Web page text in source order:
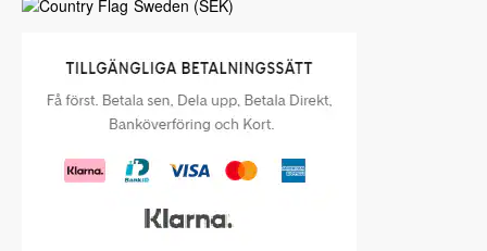
Sweden (SEK)